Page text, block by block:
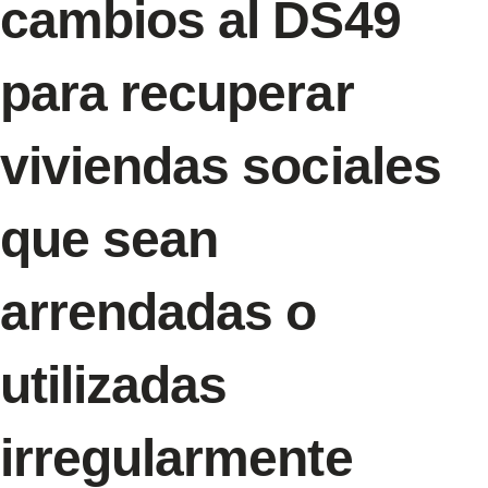
cambios al DS49
para recuperar
viviendas sociales
que sean
arrendadas o
utilizadas
irregularmente